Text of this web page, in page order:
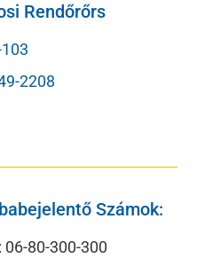
Rendőrőrs
2208
Számok:
06-80-300-300